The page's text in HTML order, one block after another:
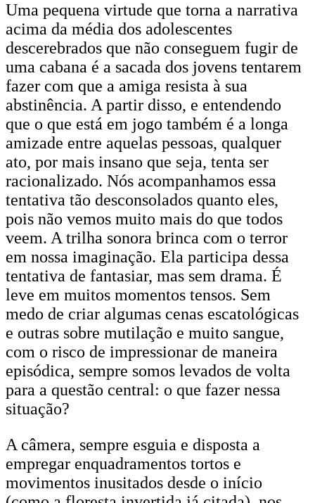
Uma pequena virtude que torna a narrativa
acima da média dos adolescentes
descerebrados que não conseguem fugir de
uma cabana é a sacada dos jovens tentarem
fazer com que a amiga resista à sua
abstinência. A partir disso, e entendendo
que o que está em jogo também é a longa
amizade entre aquelas pessoas, qualquer
ato, por mais insano que seja, tenta ser
racionalizado. Nós acompanhamos essa
tentativa tão desconsolados quanto eles,
pois não vemos muito mais do que todos
veem. A trilha sonora brinca com o terror
em nossa imaginação. Ela participa dessa
tentativa de fantasiar, mas sem drama. É
leve em muitos momentos tensos. Sem
medo de criar algumas cenas escatológicas
e outras sobre mutilação e muito sangue,
com o risco de impressionar de maneira
episódica, sempre somos levados de volta
para a questão central: o que fazer nessa
situação?
A câmera, sempre esguia e disposta a
empregar enquadramentos tortos e
movimentos inusitados desde o início